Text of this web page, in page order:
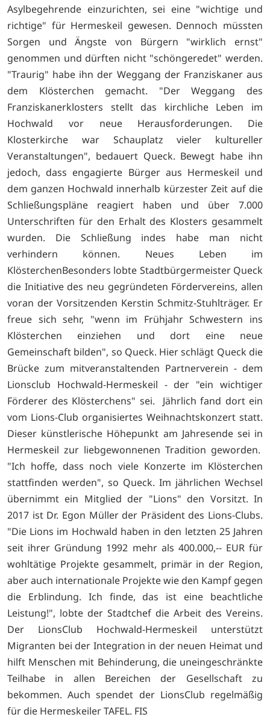
Asylbegehrende einzurichten, sei eine "wichtige und
richtige" für Hermeskeil gewesen. Dennoch müssten
Sorgen und Ängste von Bürgern "wirklich ernst"
genommen und dürften nicht "schöngeredet" werden.
"Traurig" habe ihn der Weggang der Franziskaner aus
dem Klösterchen gemacht. "Der Weggang des
Franziskanerklosters stellt das kirchliche Leben im
Hochwald vor neue Herausforderungen. Die
Klosterkirche war Schauplatz vieler kultureller
Veranstaltungen", bedauert Queck. Bewegt habe ihn
jedoch, dass engagierte Bürger aus Hermeskeil und
dem ganzen Hochwald innerhalb kürzester Zeit auf die
Schließungspläne reagiert haben und über 7.000
Unterschriften für den Erhalt des Klosters gesammelt
wurden. Die Schließung indes habe man nicht
verhindern können. Neues Leben im
KlösterchenBesonders lobte Stadtbürgermeister Queck
die Initiative des neu gegründeten Fördervereins, allen
voran der Vorsitzenden Kerstin Schmitz-Stuhlträger. Er
freue sich sehr, "wenn im Frühjahr Schwestern ins
Klösterchen einziehen und dort eine neue
Gemeinschaft bilden", so Queck. Hier schlägt Queck die
Brücke zum mitveranstaltenden Partnerverein - dem
Lionsclub Hochwald-Hermeskeil - der "ein wichtiger
Förderer des Klösterchens" sei. Jährlich fand dort ein
vom Lions-Club organisiertes Weihnachtskonzert statt.
Dieser künstlerische Höhepunkt am Jahresende sei in
Hermeskeil zur liebgewonnenen Tradition geworden.
"Ich hoffe, dass noch viele Konzerte im Klösterchen
stattfinden werden", so Queck. Im jährlichen Wechsel
übernimmt ein Mitglied der "Lions" den Vorsitzt. In
2017 ist Dr. Egon Müller der Präsident des Lions-Clubs.
"Die Lions im Hochwald haben in den letzten 25 Jahren
seit ihrer Gründung 1992 mehr als 400.000,-- EUR für
wohltätige Projekte gesammelt, primär in der Region,
aber auch internationale Projekte wie den Kampf gegen
die Erblindung. Ich finde, das ist eine beachtliche
Leistung!", lobte der Stadtchef die Arbeit des Vereins.
Der LionsClub Hochwald-Hermeskeil unterstützt
Migranten bei der Integration in der neuen Heimat und
hilft Menschen mit Behinderung, die uneingeschränkte
Teilhabe in allen Bereichen der Gesellschaft zu
bekommen. Auch spendet der LionsClub regelmäßig
für die Hermeskeiler TAFEL. FIS